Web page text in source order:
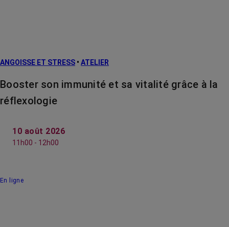
ANGOISSE ET STRESS • ATELIER
Booster son immunité et sa vitalité grâce à la
réflexologie
10 août 2026
11h00 - 12h00
En ligne